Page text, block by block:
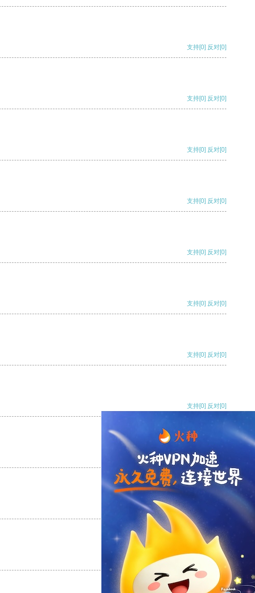
支持[0] 反对[0]
支持[0] 反对[0]
支持[0] 反对[0]
支持[0] 反对[0]
支持[0] 反对[0]
支持[0] 反对[0]
支持[0] 反对[0]
支持[0] 反对[0]
支持[0] 反对
支持
反对 [0]